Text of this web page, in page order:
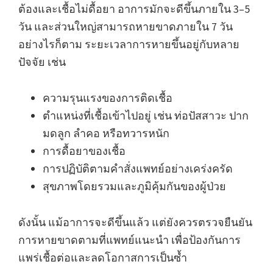
ต้องและเชื้อไม่ดื้อยา อาการมักจะดีขึ้นภายใน 3–5
วัน และส่วนใหญ่สามารถหายขาดภายใน 7 วัน
อย่างไรก็ตาม ระยะเวลาการหายขึ้นอยู่กับหลาย
ปัจจัย เช่น
ความรุนแรงของการติดเชื้อ
ตำแหน่งที่เชื้อเข้าไปอยู่ เช่น ท่อปัสสาวะ ปาก
มดลูก ลำคอ หรือทวารหนัก
การดื้อยาของเชื้อ
การปฏิบัติตามคำสั่งแพทย์อย่างเคร่งครัด
สุขภาพโดยรวมและภูมิคุ้มกันของผู้ป่วย
ดังนั้น แม้อาการจะดีขึ้นแล้ว แต่ยังควรตรวจยืนยัน
การหายขาดตามที่แพทย์แนะนำ เพื่อป้องกันการ
แพร่เชื้อต่อและลดโอกาสการเป็นซ้ำ